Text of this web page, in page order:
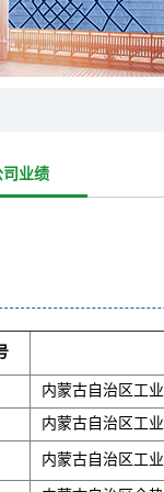
司业绩
内蒙古自治区工
内蒙古自治区工
内蒙古自治区工